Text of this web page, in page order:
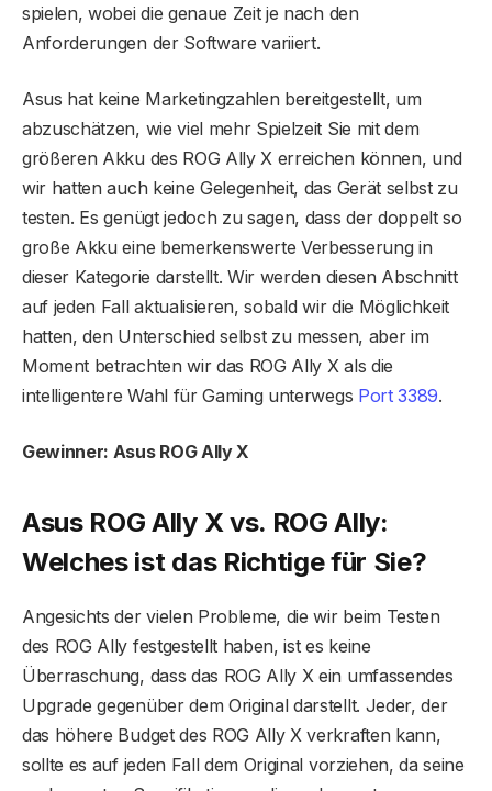
spielen, wobei die genaue Zeit je nach den
Anforderungen der Software variiert.
Asus hat keine Marketingzahlen bereitgestellt, um
abzuschätzen, wie viel mehr Spielzeit Sie mit dem
größeren Akku des ROG Ally X erreichen können, und
wir hatten auch keine Gelegenheit, das Gerät selbst zu
testen. Es genügt jedoch zu sagen, dass der doppelt so
große Akku eine bemerkenswerte Verbesserung in
dieser Kategorie darstellt. Wir werden diesen Abschnitt
auf jeden Fall aktualisieren, sobald wir die Möglichkeit
hatten, den Unterschied selbst zu messen, aber im
Moment betrachten wir das ROG Ally X als die
intelligentere Wahl für Gaming unterwegs Port 3389.
Gewinner: Asus ROG Ally X
Asus ROG Ally X vs. ROG Ally:
Welches ist das Richtige für Sie?
Angesichts der vielen Probleme, die wir beim Testen
des ROG Ally festgestellt haben, ist es keine
Überraschung, dass das ROG Ally X ein umfassendes
Upgrade gegenüber dem Original darstellt. Jeder, der
das höhere Budget des ROG Ally X verkraften kann,
sollte es auf jeden Fall dem Original vorziehen, da seine